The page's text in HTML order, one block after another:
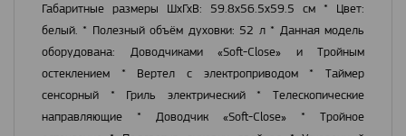
Габаритные размеры ШхГхВ: 59.8х56.5х59.5 см * Цвет:
белый. * Полезный объём духовки: 52 л * Данная модель
оборудована: Доводчиками «Soft-Close» и Тройным
остеклением * Вертел с электроприводом * Таймер
сенсорный * Гриль электрический * Телескопические
направляющие * Доводчик «Soft-Close» * Тройное